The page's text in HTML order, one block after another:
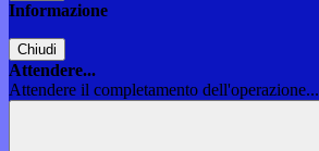
Informazione
Chiudi
Attendere...
Attendere il completamento dell'operazione...